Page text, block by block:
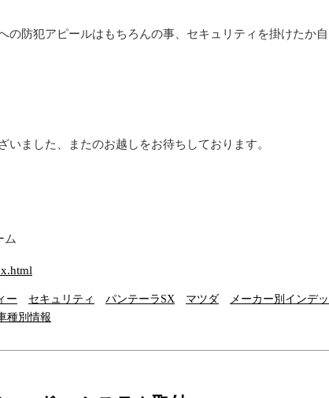
の防犯アピールはもちろんの事、セキュリティを掛けたか自
いました、またのお越しをお待ちしております。
ム
ー セキュリティ パンテーラSX マツダ
メーカー別インデッ
種別情報